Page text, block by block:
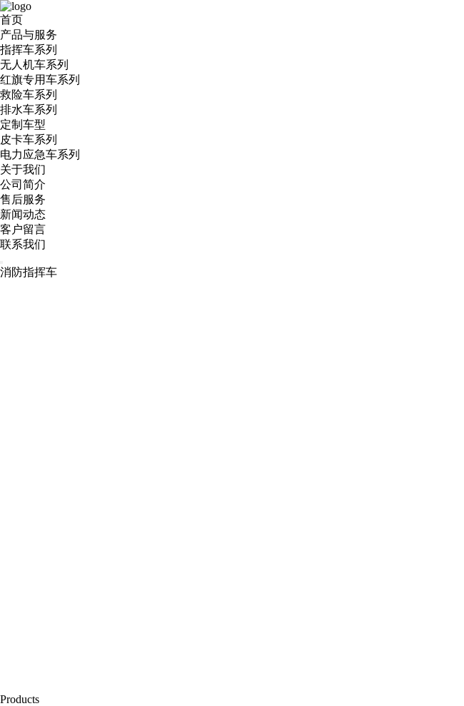
首页
产品与服务
指挥车系列
无人机车系列
红旗专用车系列
救险车系列
排水车系列
定制车型
皮卡车系列
电力应急车系列
关于我们
公司简介
售后服务
新闻动态
客户留言
联系我们
消防指挥车
Products